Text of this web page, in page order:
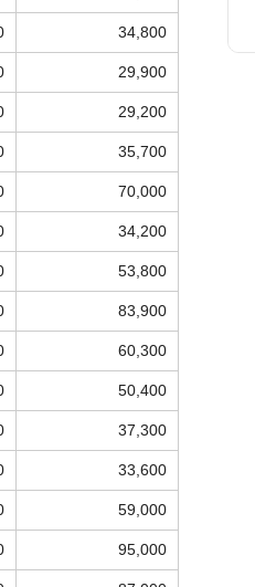
34,800
29,900
29,200
35,700
70,000
34,200
53,800
83,900
60,300
50,400
37,300
33,600
59,000
95,000